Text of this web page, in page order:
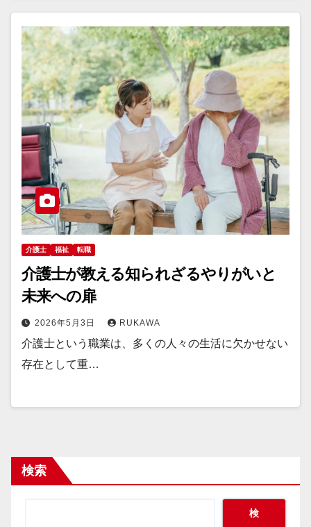
介護士 福祉 転職
介護士が教える知られざるやりがいと
未来への扉
2026年5月3日 RUKAWA
介護士という職業は、多くの人々の生活に欠かせない
存在として重…
検索
検